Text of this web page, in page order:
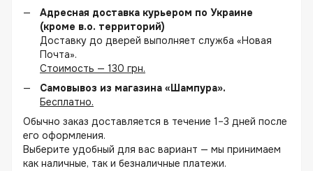
Адресная доставка курьером по Украине
(кроме в.о. территорий)
Доставку до дверей выполняет служба «Новая
Почта».
Стоимость — 130 грн.
Самовывоз из магазина «Шампура».
Бесплатно.
Обычно заказ доставляется в течение 1–3 дней после
его оформления.
Выберите удобный для вас вариант — мы принимаем
как наличные, так и безналичные платежи.